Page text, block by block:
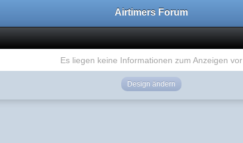
Airtimers Forum
Es liegen keine Informationen zum Anzeigen vor
Design ändern